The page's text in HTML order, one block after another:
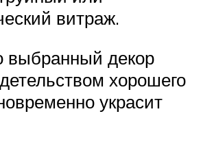
витраж.
выбранный декор
хорошего
украсит